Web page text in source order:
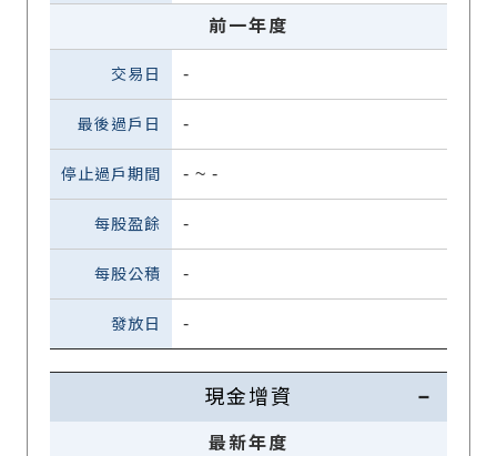
前一年度
-
-
- ~ -
-
-
-
現金增資
最新年度